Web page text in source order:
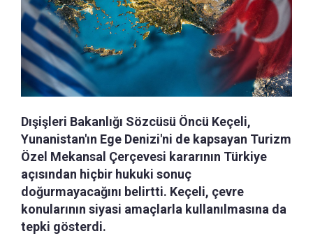
Dışişleri Bakanlığı Sözcüsü Öncü Keçeli,
Yunanistan'ın Ege Denizi'ni de kapsayan Turizm
Özel Mekansal Çerçevesi kararının Türkiye
açısından hiçbir hukuki sonuç
doğurmayacağını belirtti. Keçeli, çevre
konularının siyasi amaçlarla kullanılmasına da
tepki gösterdi.